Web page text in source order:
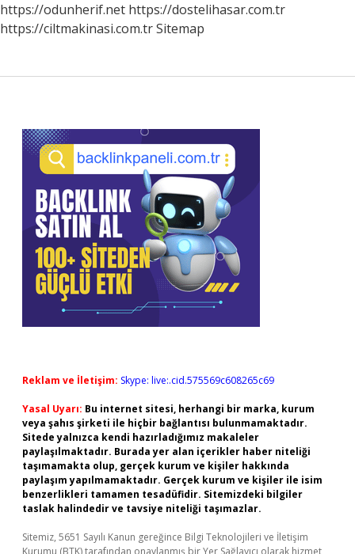
https://odunherif.net https://dostelihasar.com.tr
https://ciltmakinasi.com.trSitemap
Sidebar
Reklam ve İletişim: Skype: live:.cid.575569c608265c69
Yasal Uyarı: Bu internet sitesi, herhangi bir marka, kurum
veya şahıs şirketi ile hiçbir bağlantısı bulunmamaktadır.
Sitede yalnızca kendi hazırladığımız makaleler
paylaşılmaktadır. Burada yer alan içerikler haber niteliği
taşımamakta olup, gerçek kurum ve kişiler hakkında
paylaşım yapılmamaktadır. Gerçek kurum ve kişiler ile isim
benzerlikleri tamamen tesadüfidir. Sitemizdeki bilgiler
taslak halindedir ve tavsiye niteliği taşımazlar.
Sitemiz, 5651 Sayılı Kanun gereğince Bilgi Teknolojileri ve İletişim
Kurumu (BTK) tarafından onaylanmış bir Yer Sağlayıcı olarak hizmet